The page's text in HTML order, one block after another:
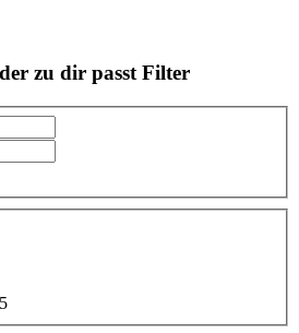
zu dir passt Filter